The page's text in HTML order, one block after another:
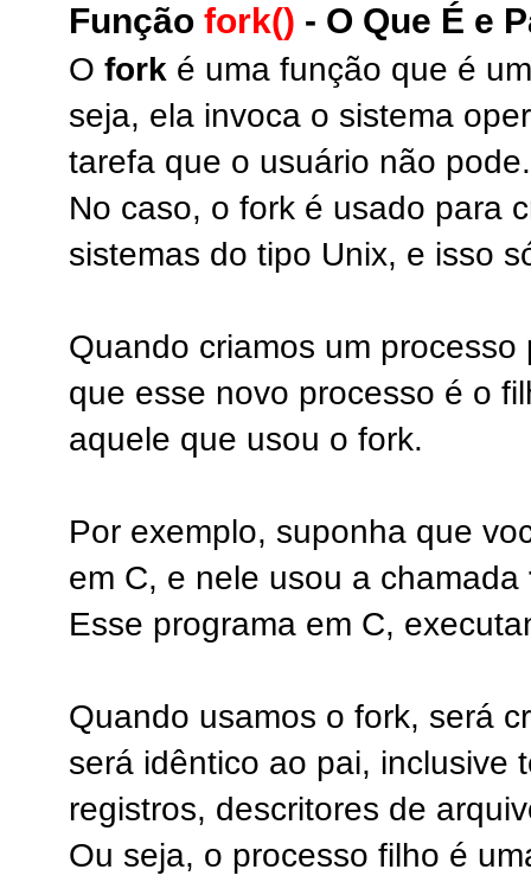
Função fork() - O Que É e
O fork é uma função que é
seja, ela invoca o sistema
tarefa que o usuário não pode.
No caso, o fork é usado para
sistemas do tipo Unix, e isso
Quando criamos um
que esse novo processo é o
aquele que usou o fork.
Por exemplo, suponha que
em C, e nele usou a chamada
Esse programa em C,
Quando usamos o fork, será
será idêntico ao pai, inclusive
registros, descritores de
Ou seja, o processo filho é